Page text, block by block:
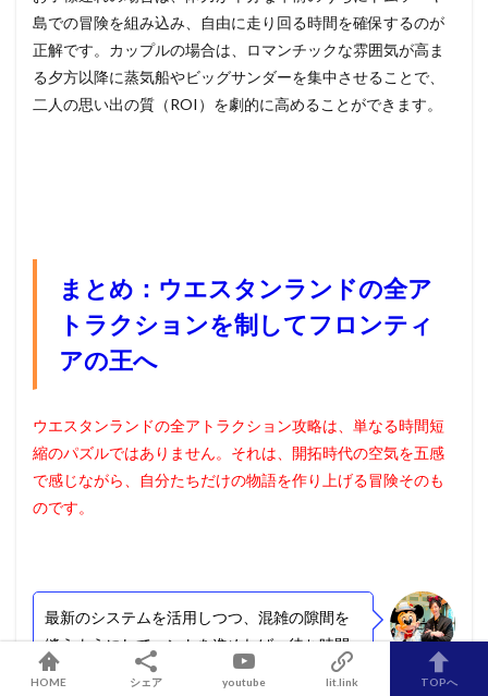
島での冒険を組み込み、自由に走り回る時間を確保するのが
正解です。カップルの場合は、ロマンチックな雰囲気が高ま
る夕方以降に蒸気船やビッグサンダーを集中させることで、
二人の思い出の質（ROI）を劇的に高めることができます。
まとめ：ウエスタンランドの全ア
トラクションを制してフロンティ
アの王へ
ウエスタンランドの全アトラクション攻略は、単なる時間短
縮のパズルではありません。それは、開拓時代の空気を五感
で感じながら、自分たちだけの物語を作り上げる冒険そのも
のです。
こも/komo
最新のシステムを活用しつつ、混雑の隙間を
縫うようにしてハントを進めれば、待ち時間
に悩まされることなく、この広大なエリアを
HOME シェア youtube lit.link TOPへ